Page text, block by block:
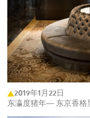
2019年1月22日
东瀛度猪年— 东京香格